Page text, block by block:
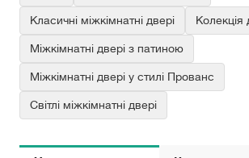
Класичні міжкімнатні двері Колекція
Міжкімнатні двері з патиною
Міжкімнатні двері у стилі Прованс
Світлі міжкімнатні двері